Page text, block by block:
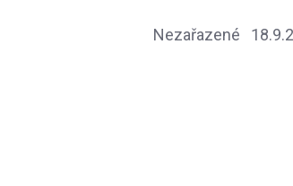
Nezařazené